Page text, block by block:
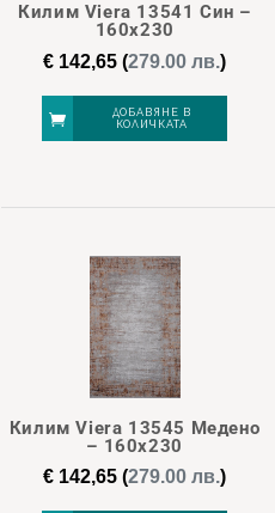
Килим Viera 13541 Син –
160х230
€ 142,65 (279.00 лв.)
ДОБАВЯНЕ В
КОЛИЧКАТА
Килим Viera 13545 Медено
– 160х230
€ 142,65 (279.00 лв.)